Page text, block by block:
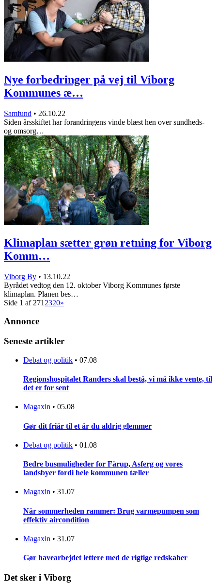
Nye forbedringer på vej til Viborg
Kommunes æ…
Samfund • 26.10.22
Siden årsskiftet har forandringens vinde blæst hen over sundheds-
og omsorg…
Klimaplan sætter grøn retning for Viborg
Komm…
Viborg By • 13.10.22
Byrådet vedtog den 12. oktober Viborg Kommunes første
klimaplan. Planen bes…
Side 1 af 271 2320»
Annonce
Seneste artikler
Debat og politik • 07.08
Regionshospitalet Randers skal bestå, vi må ikke vente, til
det er for sent
Magaxin • 05.08
Gør dit friår til et år du aldrig glemmer
Debat og politik • 01.08
Bedre busmuligheder for Fårup, Asferg og vores
landsbyer fordi hele kommunen tæller
Magaxin • 31.07
Når sommerheden rammer: Brug varmepumpen som
effektiv aircondition
Magaxin • 31.07
Gør havearbejdet lettere med de rigtige redskaber
Det sker i Viborg